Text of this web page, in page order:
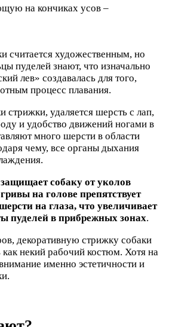
на кончиках усов –
считается художественным, но
пуделей знают, что изначально
лев» создавалась для того,
процесс плавания.
стрижки, удаляется шерсть с лап,
и удобство движений ногами в
много шерсти в области
чему, все органы дыхания
собаку от уколов
на голове препятствует
на глаза, что увеличивает
пуделей в прибрежных зонах.
декоративную стрижку собаки
некий рабочий костюм. Хотя на
именно эстетичности и